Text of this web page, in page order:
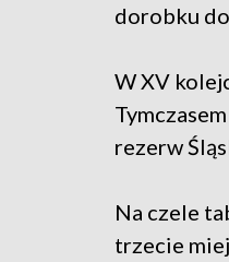
dorobku
W XV
rezerw
Na czele
trzecie